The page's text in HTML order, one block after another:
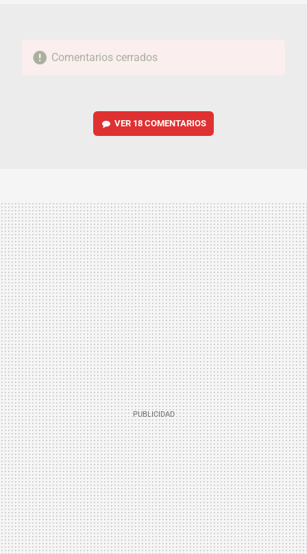
Comentarios cerrados
VER 18 COMENTARIOS